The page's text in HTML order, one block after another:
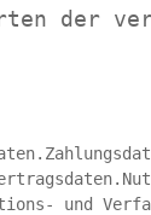
der
und